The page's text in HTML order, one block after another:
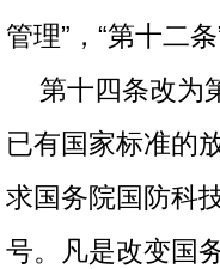
管理”，“第十二条
第十四条改为
已有国家标准的
求国务院国防科
号。凡是改变国